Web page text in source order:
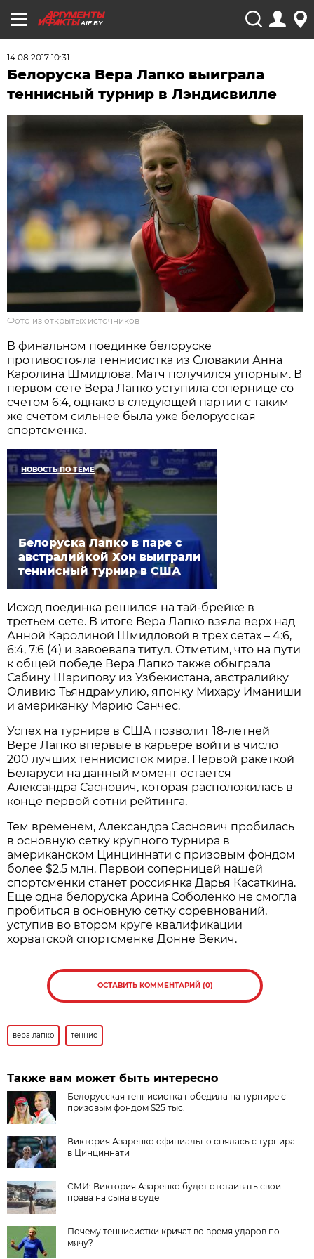
AIF.BY
14.08.2017 10:31
Белоруска Вера Лапко выиграла
теннисный турнир в Лэндисвилле
Фото из открытых источников
В финальном поединке белоруске
противостояла теннисистка из Словакии Анна
Каролина Шмидлова. Матч получился упорным. В
первом сете Вера Лапко уступила сопернице со
счетом 6:4, однако в следующей партии с таким
же счетом сильнее была уже белорусская
спортсменка.
НОВОСТЬ ПО ТЕМЕ
Белоруска Лапко в паре с
австралийкой Хон выиграли
теннисный турнир в США
Исход поединка решился на тай-брейке в
третьем сете. В итоге Вера Лапко взяла верх над
Анной Каролиной Шмидловой в трех сетах – 4:6,
6:4, 7:6 (4) и завоевала титул. Отметим, что на пути
к общей победе Вера Лапко также обыграла
Сабину Шарипову из Узбекистана, австралийку
Оливию Тьяндрамулию, японку Михару Иманиши
и американку Марию Санчес.
Успех на турнире в США позволит 18-летней
Вере Лапко впервые в карьере войти в число
200 лучших теннисисток мира. Первой ракеткой
Беларуси на данный момент остается
Александра Саснович, которая расположилась в
конце первой сотни рейтинга.
Тем временем, Александра Саснович пробилась
в основную сетку крупного турнира в
американском Цинциннати с призовым фондом
более $2,5 млн. Первой соперницей нашей
спортсменки станет россиянка Дарья Касаткина.
Еще одна белоруска Арина Соболенко не смогла
пробиться в основную сетку соревнований,
уступив во втором круге квалификации
хорватской спортсменке Донне Векич.
ОСТАВИТЬ КОММЕНТАРИЙ (0)
вера лапко теннис
Также вам может быть интересно
Белорусская теннисистка победила на турнире с
призовым фондом $25 тыс.
Виктория Азаренко официально снялась с турнира
в Цинциннати
СМИ: Виктория Азаренко будет отстаивать свои
права на сына в суде
Почему теннисистки кричат во время ударов по
мячу?